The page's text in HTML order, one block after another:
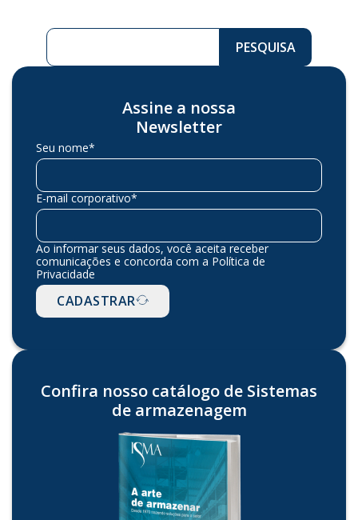
Pesquisar ...
PESQUISA
Assine a nossa
Newsletter
Seu nome*
E-mail corporativo*
Ao informar seus dados, você aceita receber
comunicações e concorda com a Política de
Privacidade
CADASTRAR
Confira nosso catálogo de Sistemas
de armazenagem